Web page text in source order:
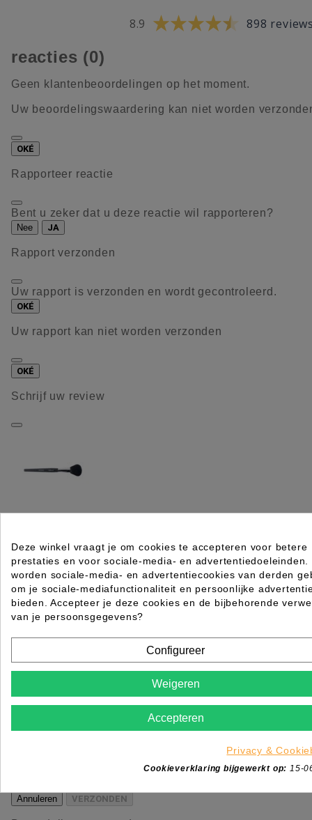
8.9 898
reacties (0)
Geen klantenbeoordelingen op het moment.
Uw beoordelingswaardering kan niet worden
OKÉ
Rapporteer reactie
Bent u zeker dat u deze reactie wil rapporteren?
Nee JA
Rapport verzonden
Uw rapport is verzonden en wordt gecontroleerd.
OKÉ
Uw rapport kan niet worden verzonden
OKÉ
Schrijf uw review
Rating forQuality
Please choose a rating for your review.
Enim quis fugiat consequat elit minim nisi eu
occaecat deserunt aliquip nisi ex deserunt.
Annuleren VERZONDEN
Deze winkel vraagt je om cookies te accepteren voor betere
prestaties en voor sociale-media- en advertentiedoeleinden.
worden sociale-media- en advertentiecookies van derden
om je sociale-mediafunctionaliteit en persoonlijke
bieden. Accepteer je deze cookies en de bijbehorende
van je persoonsgegevens?
Configureer
Weigeren
Accepteren
Privacy &
Cookieverklaring bijgewerkt op: 15-